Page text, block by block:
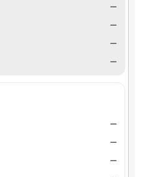
—
—
—
—
—
—
—